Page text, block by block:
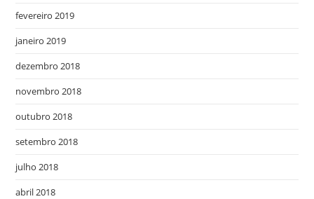
fevereiro 2019
janeiro 2019
dezembro 2018
novembro 2018
outubro 2018
setembro 2018
julho 2018
abril 2018